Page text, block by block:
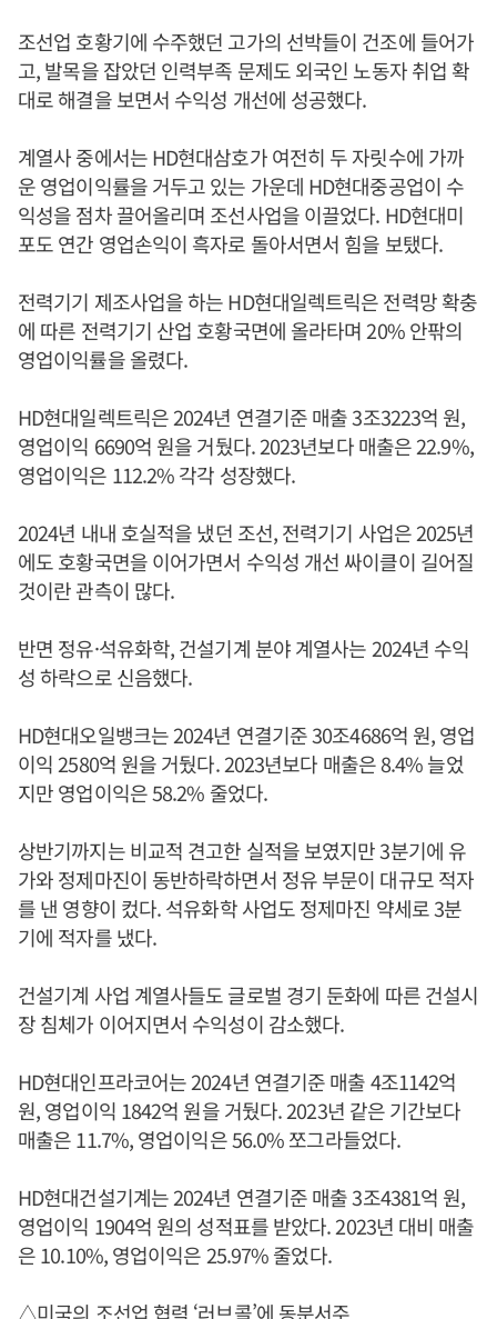
조선업 호황기에 수주했던 고가의 선박들이 건조에 들어가
고, 발목을 잡았던 인력부족 문제도 외국인 노동자 취업 확
대로 해결을 보면서 수익성 개선에 성공했다.
계열사 중에서는 HD현대삼호가 여전히 두 자릿수에 가까
운 영업이익률을 거두고 있는 가운데 HD현대중공업이 수
익성을 점차 끌어올리며 조선사업을 이끌었다. HD현대미
포도 연간 영업손익이 흑자로 돌아서면서 힘을 보탰다.
전력기기 제조사업을 하는 HD현대일렉트릭은 전력망 확충
에 따른 전력기기 산업 호황국면에 올라타며 20% 안팎의
영업이익률을 올렸다.
HD현대일렉트릭은 2024년 연결기준 매출 3조3223억 원,
영업이익 6690억 원을 거뒀다. 2023년보다 매출은 22.9%,
영업이익은 112.2% 각각 성장했다.
2024년 내내 호실적을 냈던 조선, 전력기기 사업은 2025년
에도 호황국면을 이어가면서 수익성 개선 싸이클이 길어질
것이란 관측이 많다.
반면 정유·석유화학, 건설기계 분야 계열사는 2024년 수익
성 하락으로 신음했다.
HD현대오일뱅크는 2024년 연결기준 30조4686억 원, 영업
이익 2580억 원을 거뒀다. 2023년보다 매출은 8.4% 늘었
지만 영업이익은 58.2% 줄었다.
상반기까지는 비교적 견고한 실적을 보였지만 3분기에 유
가와 정제마진이 동반하락하면서 정유 부문이 대규모 적자
를 낸 영향이 컸다. 석유화학 사업도 정제마진 약세로 3분
기에 적자를 냈다.
건설기계 사업 계열사들도 글로벌 경기 둔화에 따른 건설시
장 침체가 이어지면서 수익성이 감소했다.
HD현대인프라코어는 2024년 연결기준 매출 4조1142억
원, 영업이익 1842억 원을 거뒀다. 2023년 같은 기간보다
매출은 11.7%, 영업이익은 56.0% 쪼그라들었다.
HD현대건설기계는 2024년 연결기준 매출 3조4381억 원,
영업이익 1904억 원의 성적표를 받았다. 2023년 대비 매출
은 10.10%, 영업이익은 25.97% 줄었다.
△미국의 조선업 협력 ‘러브콜’에 동분서주